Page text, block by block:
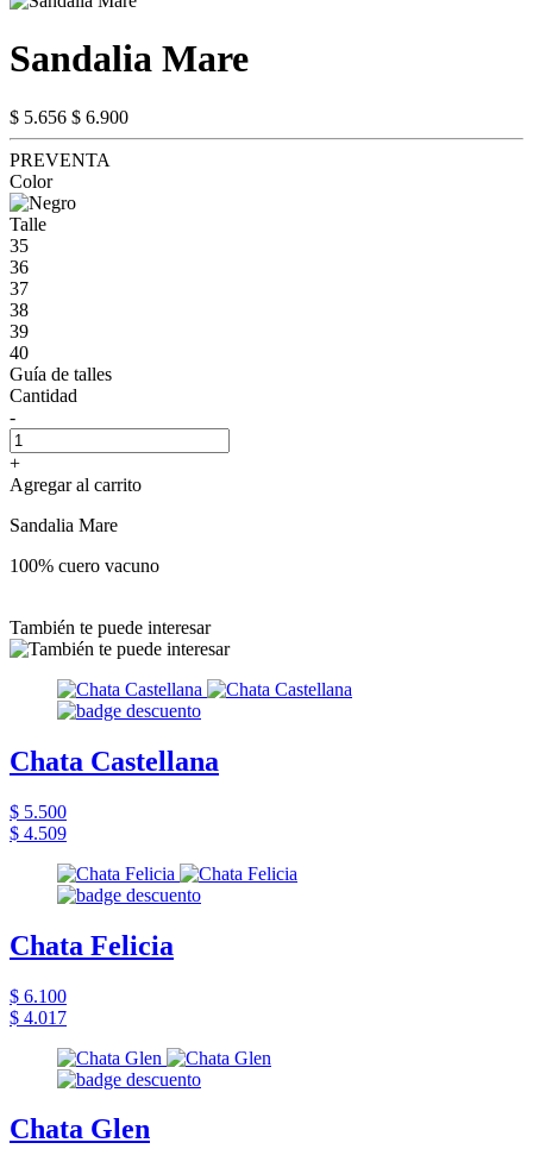
Sandalia Mare
$ 5.656 $ 6.900
PREVENTA
Color
Talle
35
36
37
38
39
40
Guía de talles
Cantidad
-
+
Agregar al carrito
Sandalia Mare
100% cuero vacuno
También te puede interesar
Chata Castellana
$ 5.500
$ 4.509
Chata Felicia
$ 6.100
$ 4.017
Chata Glen